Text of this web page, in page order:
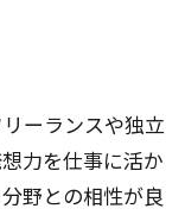
ーランスや独立
力を仕事に活か
野との相性が良